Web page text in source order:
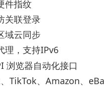
件指纹
关联登录
域云同步
理，支持IPv6
浏览器自动化接口
TikTok、Amazon、